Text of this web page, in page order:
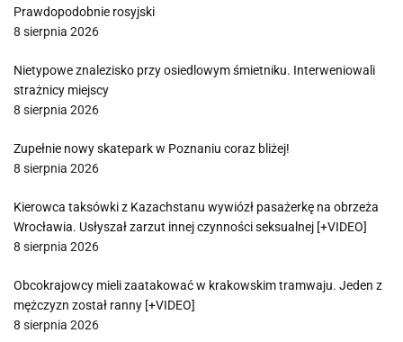
Prawdopodobnie rosyjski
8 sierpnia 2026
Nietypowe znalezisko przy osiedlowym śmietniku. Interweniowali
strażnicy miejscy
8 sierpnia 2026
Zupełnie nowy skatepark w Poznaniu coraz bliżej!
8 sierpnia 2026
Kierowca taksówki z Kazachstanu wywiózł pasażerkę na obrzeża
Wrocławia. Usłyszał zarzut innej czynności seksualnej [+VIDEO]
8 sierpnia 2026
Obcokrajowcy mieli zaatakować w krakowskim tramwaju. Jeden z
mężczyzn został ranny [+VIDEO]
8 sierpnia 2026